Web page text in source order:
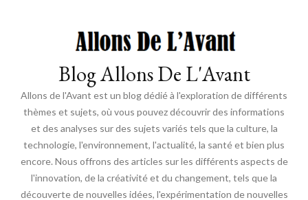
Blog Allons De L'Avant
Allons de l'Avant est un blog dédié à l'exploration de différents
thèmes et sujets, où vous pouvez découvrir des informations
et des analyses sur des sujets variés tels que la culture, la
technologie, l'environnement, l'actualité, la santé et bien plus
encore. Nous offrons des articles sur les différents aspects de
l'innovation, de la créativité et du changement, tels que la
découverte de nouvelles idées, l'expérimentation de nouvelles